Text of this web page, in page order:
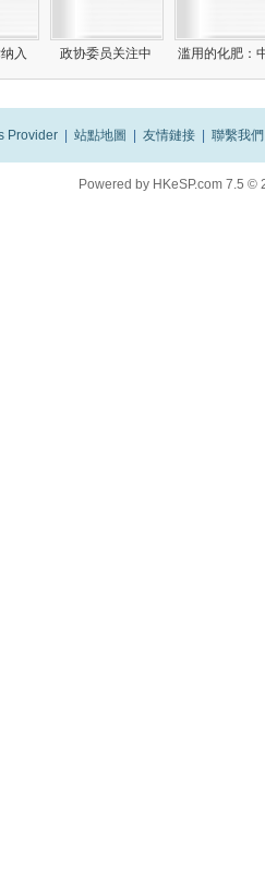
入 政协委员关注中 滥用的化肥：
Provider 站點地圖 友情鏈接 聯繫我們
Powered by HKeSP.com 7.5 ©